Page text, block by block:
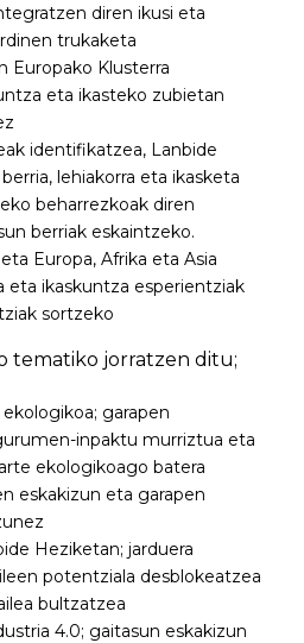
diren ikusi eta
trukaketa
Europako Klusterra
eta ikasteko zubietan
identifikatzea, Lanbide
lehiakorra eta ikasketa
beharrezkoak diren
berriak eskaintzeko.
Europa, Afrika eta Asia
eta ikaskuntza esperientziak
sortzeko
tematiko jorratzen ditu;
garapen
inpaktu murriztua eta
ekologikoago batera
eskakizun eta garapen
Heziketan; jarduera
potentziala desblokeatzea
bultzatzea
4.0; gaitasun eskakizun